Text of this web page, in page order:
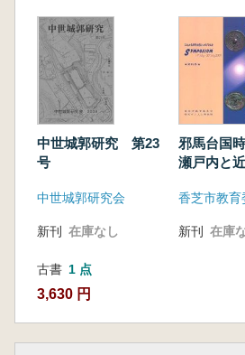
中世城郭研究 第23
号
中世城郭研究会
新刊 在庫なし
古書 1 点
3,630 円
邪馬台国
瀬戸内と
新刊 在庫